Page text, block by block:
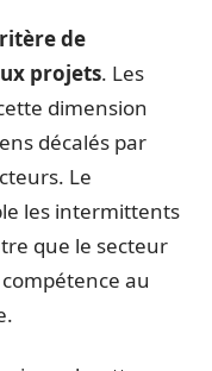
de
projets. Les
dimension
décalés par
Le
les intermittents
que le secteur
au